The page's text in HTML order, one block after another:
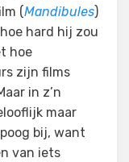
(Mandibules)
hard hij zou
hoe
zijn films
in z’n
maar
bij, want
van iets